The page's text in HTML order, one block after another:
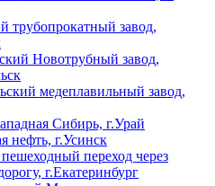
трубопрокатный завод,
Новотрубный завод,
медеплавильный завод,
Сибирь, г.Урай
нефть, г.Усинск
переход через
г.Екатеринбург